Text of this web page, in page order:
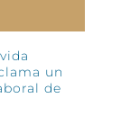
un
de